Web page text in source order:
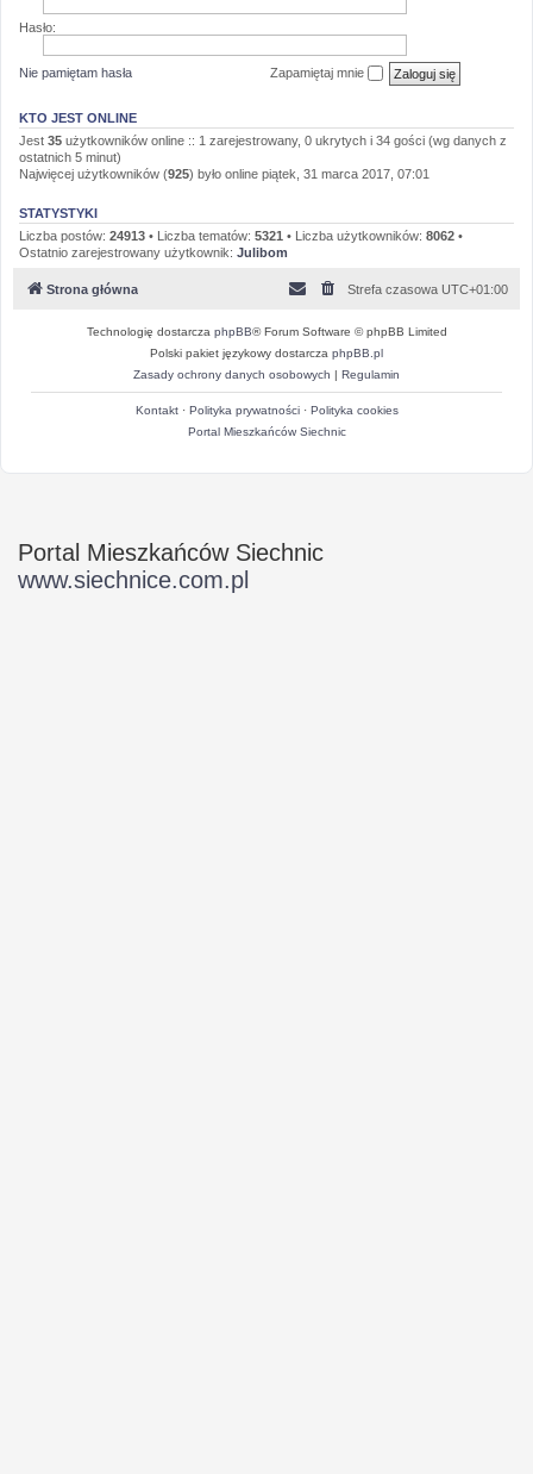
Hasło:
Nie pamiętam hasła Zapamiętaj mnie
KTO JEST ONLINE
Jest 35 użytkowników online :: 1 zarejestrowany, 0 ukrytych i 34 gości (wg danych z
ostatnich 5 minut)
Najwięcej użytkowników (925) było online piątek, 31 marca 2017, 07:01
STATYSTYKI
Liczba postów: 24913 • Liczba tematów: 5321 • Liczba użytkowników: 8062 •
Ostatnio zarejestrowany użytkownik: Julibom
Strona główna Strefa czasowa UTC+01:00
Technologię dostarcza phpBB® Forum Software © phpBB Limited
Polski pakiet językowy dostarcza phpBB.pl
Zasady ochrony danych osobowych | Regulamin
Kontakt· Polityka prywatności· Polityka cookies
Portal Mieszkańców Siechnic
Portal Mieszkańców Siechnic
www.siechnice.com.pl